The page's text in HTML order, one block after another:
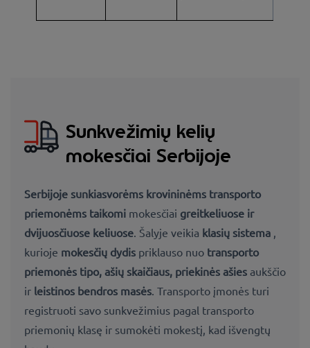
Sunkvežimių kelių
mokesčiai Serbijoje
Serbijoje sunkiasvorėms krovininėms transporto
priemonėms taikomi mokesčiai greitkeliuose ir
dvijuosčiuose keliuose. Šalyje veikia klasių sistema ,
kurioje mokesčių dydis priklauso nuo transporto
priemonės tipo, ašių skaičiaus, priekinės ašies aukščio
ir leistinos bendros masės. Transporto įmonės turi
registruoti savo sunkvežimius pagal transporto
priemonių klasę ir sumokėti mokestį, kad išvengtų